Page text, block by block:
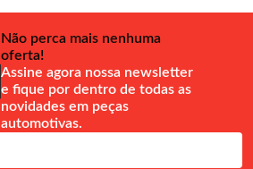
Não perca mais nenhuma
oferta!
Assine agora nossa newsletter
e fique por dentro de todas as
novidades em peças
automotivas.